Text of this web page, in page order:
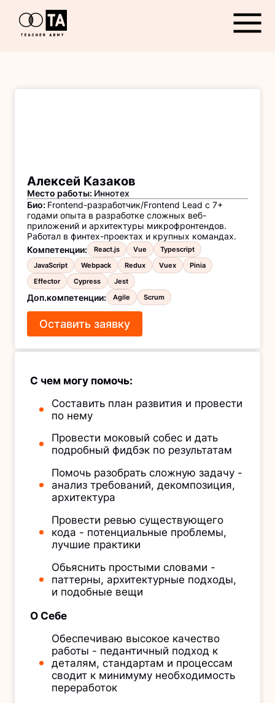
Открыть
Алексей Казаков
Место работы: Иннотех
Био: Frontend-разработчик/Frontend Lead с 7+
годами опыта в разработке сложных веб-
приложений и архитектуры микрофронтендов.
Работал в финтех-проектах и крупных командах.
Компетенции: React.js Vue
Typescript
JavaScript
Webpack Redux Vuex
Pinia
Effector
Cypress Jest
Доп.компетенции: Agile Scrum
Оставить заявку
С чем могу помочь:
Составить план развития и провести
по нему
Провести моковый собес и дать
подробный фидбэк по результатам
Помочь разобрать сложную задачу -
анализ требований, декомпозиция,
архитектура
Провести ревью существующего
кода - потенциальные проблемы,
лучшие практики
Обьяснить простыми словами -
паттерны, архитектурные подходы,
и подобные вещи
О Себе
Обеспечиваю высокое качество
работы - педантичный подход к
деталям, стандартам и процессам
сводит к минимуму необходимость
переработок